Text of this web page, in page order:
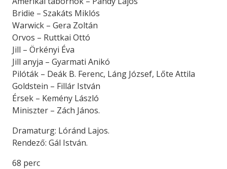
Bridie – Szakáts Miklós
Warwick – Gera Zoltán
Orvos – Ruttkai Ottó
Jill – Örkényi Éva
Jill anyja – Gyarmati Anikó
Pilóták – Deák B. Ferenc, Láng József, Lőte Attila
Goldstein – Fillár István
Érsek – Kemény László
Miniszter – Zách János.
Dramaturg: Lóránd Lajos.
Rendező: Gál István.
68 perc